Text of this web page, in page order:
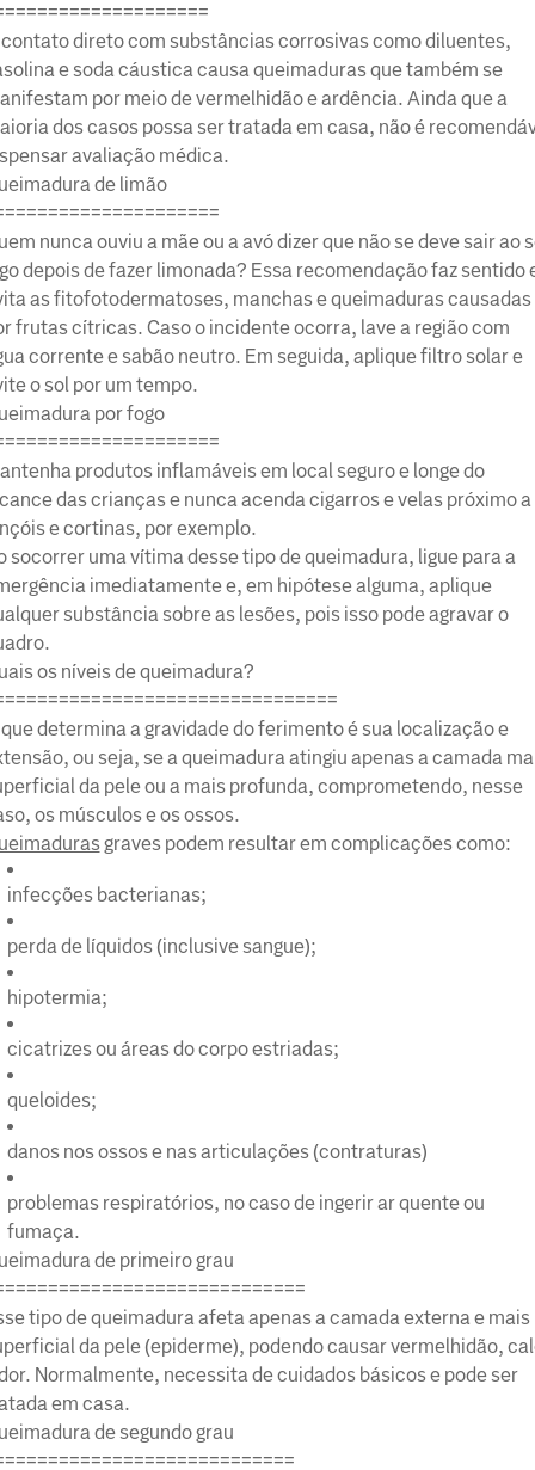
direto com substâncias corrosivas como diluentes,
e soda cáustica causa queimaduras que também se
por meio de vermelhidão e ardência. Ainda que a
dos casos possa ser tratada em casa, não é
avaliação médica.
de limão
nunca ouviu a mãe ou a avó dizer que não se deve sair ao
depois de fazer limonada? Essa recomendação faz sentido
as fitofotodermatoses, manchas e queimaduras causadas
frutas cítricas. Caso o incidente ocorra, lave a região com
corrente e sabão neutro. Em seguida, aplique filtro solar e
o sol por um tempo.
por fogo
produtos inflamáveis em local seguro e longe do
das crianças e nunca acenda cigarros e velas próximo a
e cortinas, por exemplo.
socorrer uma vítima desse tipo de queimadura, ligue para a
imediatamente e, em hipótese alguma, aplique
substância sobre as lesões, pois isso pode agravar o
os níveis de queimadura?
determina a gravidade do ferimento é sua localização e
ou seja, se a queimadura atingiu apenas a camada
da pele ou a mais profunda, comprometendo, nesse
os músculos e os ossos.
graves podem resultar em complicações como:
infecções bacterianas;
perda de líquidos (inclusive sangue);
hipotermia;
cicatrizes ou áreas do corpo estriadas;
queloides;
danos nos ossos e nas articulações (contraturas)
problemas respiratórios, no caso de ingerir ar quente ou
fumaça.
de primeiro grau
tipo de queimadura afeta apenas a camada externa e mais
da pele (epiderme), podendo causar vermelhidão,
Normalmente, necessita de cuidados básicos e pode ser
em casa.
de segundo grau